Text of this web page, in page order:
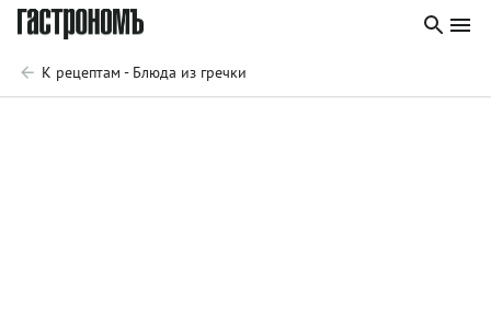
К рецептам - Блюда из гречки